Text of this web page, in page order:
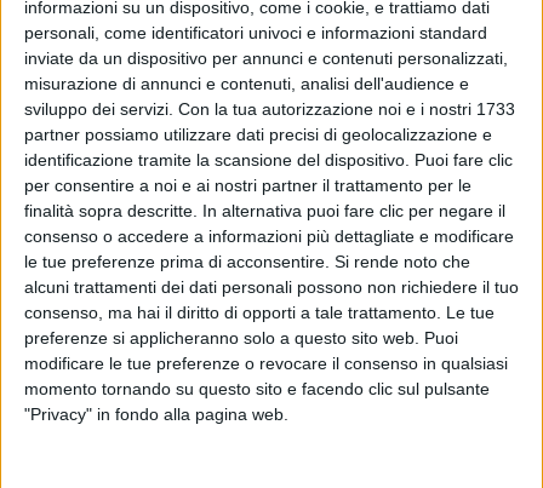
informazioni su un dispositivo, come i cookie, e trattiamo dati
personali, come identificatori univoci e informazioni standard
inviate da un dispositivo per annunci e contenuti personalizzati,
misurazione di annunci e contenuti, analisi dell'audience e
sviluppo dei servizi. Con la tua autorizzazione noi e i nostri 1733
partner possiamo utilizzare dati precisi di geolocalizzazione e
identificazione tramite la scansione del dispositivo. Puoi fare clic
per consentire a noi e ai nostri partner il trattamento per le
finalità sopra descritte. In alternativa puoi fare clic per negare il
consenso o accedere a informazioni più dettagliate e modificare
le tue preferenze prima di acconsentire. Si rende noto che
alcuni trattamenti dei dati personali possono non richiedere il tuo
consenso, ma hai il diritto di opporti a tale trattamento. Le tue
preferenze si applicheranno solo a questo sito web. Puoi
modificare le tue preferenze o revocare il consenso in qualsiasi
momento tornando su questo sito e facendo clic sul pulsante
"Privacy" in fondo alla pagina web.
Giusy Ferreri - Gli Oasis di una volta
(21/02/2021)
Chi siamo Contattaci
Privacy Lavora con noi